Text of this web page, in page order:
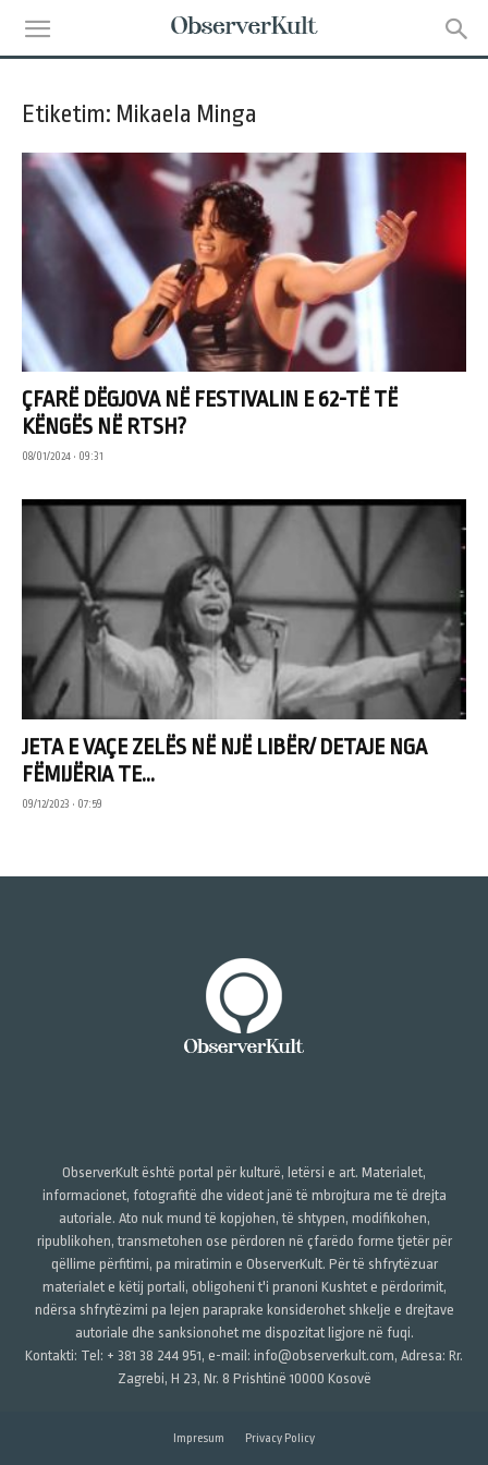
Etiketim: Mikaela Minga
ÇFARË DËGJOVA NË FESTIVALIN E 62-TË TË
KËNGËS NË RTSH?
08/01/2024 • 09:31
JETA E VAÇE ZELËS NË NJË LIBËR/ DETAJE NGA
FËMIJËRIA TE...
09/12/2023 • 07:59
ObserverKult është portal për kulturë, letërsi e art. Materialet,
informacionet, fotografitë dhe videot janë të mbrojtura me të drejta
autoriale. Ato nuk mund të kopjohen, të shtypen, modifikohen,
ripublikohen, transmetohen ose përdoren në çfarëdo forme tjetër për
qëllime përfitimi, pa miratimin e ObserverKult. Për të shfrytëzuar
materialet e këtij portali, obligoheni t'i pranoni Kushtet e përdorimit,
ndërsa shfrytëzimi pa lejen paraprake konsiderohet shkelje e drejtave
autoriale dhe sanksionohet me dispozitat ligjore në fuqi.
Kontakti: Tel: + 381 38 244 951, e-mail: info@observerkult.com, Adresa: Rr.
Zagrebi, H 23, Nr. 8 Prishtinë 10000 Kosovë
Impresum Privacy Policy